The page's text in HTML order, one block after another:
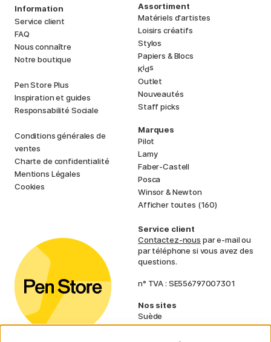
Information
Service client
FAQ
Nous connaître
Notre boutique
Pen Store Plus
Inspiration et guides
Responsabilité Sociale
Conditions générales de
ventes
Charte de confidentialité
Mentions Légales
Cookies
Assortiment
Matériels d'artistes
Loisirs créatifs
Stylos
Papiers & Blocs
Kids
Outlet
Nouveautés
Staff picks
Marques
Pilot
Lamy
Faber-Castell
Posca
Winsor & Newton
Afficher toutes (160)
Service client
Contactez-nous par e-mail ou
par téléphone si vous avez des
questions.
n° TVA : SE556797007301
Nos sites
Suède
Norvège